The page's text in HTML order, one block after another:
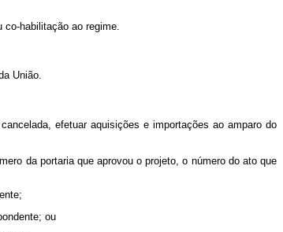
habilitação ao regime.
União.
efetuar aquisições e importações ao amparo do
da portaria que aprovou o projeto, o número do ato que
ou